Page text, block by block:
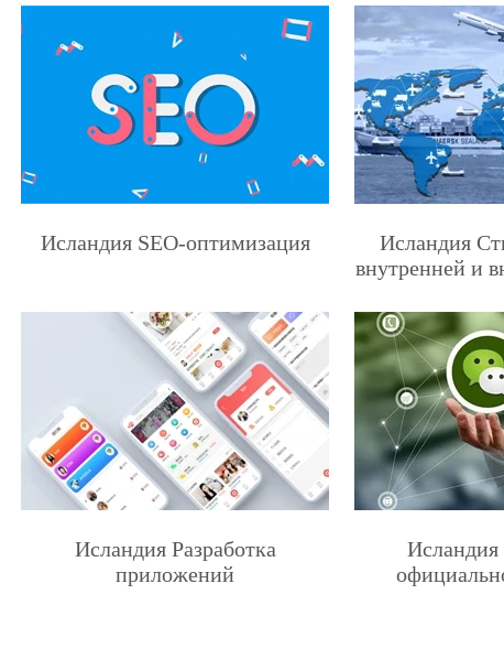
Исландия SEO-оптимизация
Исландия
внутренней и
Исландия Разработка
приложений
Исландия